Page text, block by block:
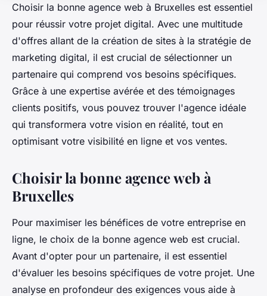
Choisir la bonne agence web à Bruxelles est essentiel
pour réussir votre projet digital. Avec une multitude
d'offres allant de la création de sites à la stratégie de
marketing digital, il est crucial de sélectionner un
partenaire qui comprend vos besoins spécifiques.
Grâce à une expertise avérée et des témoignages
clients positifs, vous pouvez trouver l'agence idéale
qui transformera votre vision en réalité, tout en
optimisant votre visibilité en ligne et vos ventes.
Choisir la bonne agence web à
Bruxelles
Pour maximiser les bénéfices de votre entreprise en
ligne, le choix de la bonne agence web est crucial.
Avant d'opter pour un partenaire, il est essentiel
d'évaluer les besoins spécifiques de votre projet. Une
analyse en profondeur des exigences vous aide à